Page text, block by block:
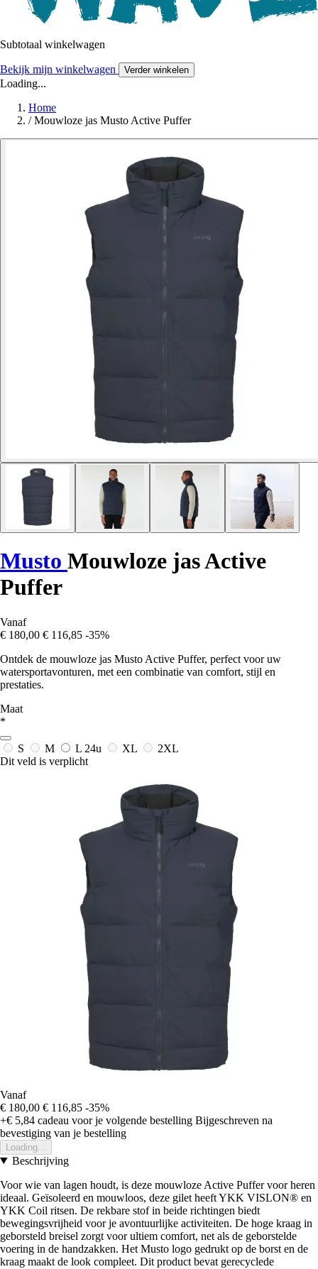
Subtotaal winkelwagen
Bekijk mijn winkelwagen Verder winkelen
Loading...
Home
/ Mouwloze jas Musto Active Puffer
Musto Mouwloze jas Active
Puffer
Vanaf
€ 180,00 € 116,85 -35%
Ontdek de mouwloze jas Musto Active Puffer, perfect voor uw
watersportavonturen, met een combinatie van comfort, stijl en
prestaties.
Maat
*
S M L 24u XL
2XL
Dit veld is verplicht
Vanaf
€ 180,00 € 116,85 -35%
+€ 5,84 cadeau voor je volgende bestelling Bijgeschreven na
bevestiging van je bestelling
Loading...
Beschrijving
Voor wie van lagen houdt, is deze mouwloze Active Puffer voor heren
ideaal. Geïsoleerd en mouwloos, deze gilet heeft YKK VISLON® en
YKK Coil ritsen. De rekbare stof in beide richtingen biedt
bewegingsvrijheid voor je avontuurlijke activiteiten. De hoge kraag in
geborsteld breisel zorgt voor ultiem comfort, net als de geborstelde
voering in de handzakken. Het Musto logo gedrukt op de borst en de
kraag maakt de look compleet. Dit product bevat gerecyclede